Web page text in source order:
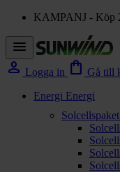
KAMPANJ - Köp
menu
person Logga in shopping_bag Gå till
Energi Energi
Solcellspaket